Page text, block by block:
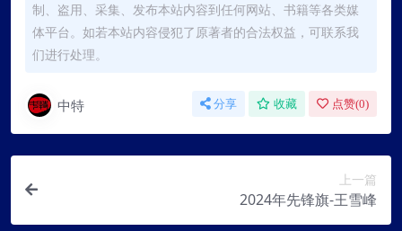
制、盗用、采集、发布本站内容到任何网站、书籍等各类媒
体平台。如若本站内容侵犯了原著者的合法权益，可联系我
们进行处理。
中特 分享 收藏 点赞(0)
上一篇
2024年先锋旗-王雪峰